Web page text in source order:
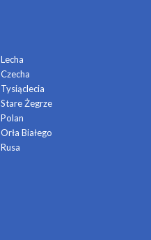
Lecha
Czecha
Tysiąclecia
Stare Żegrze
Polan
Orła Białego
Rusa